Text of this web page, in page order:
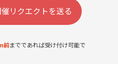
リクエクトを送る
前までであれば受け付け可能で